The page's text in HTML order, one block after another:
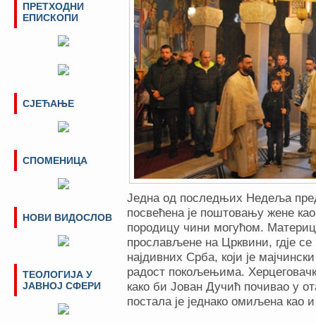
Једна од последњих Недеља
посвећена је поштовању жене
породицу чини могућом.
прослављене на Црквини, гдје се
најдивних Срба, који је
радост покољењима.
како би Јован Дучић почивао у
постала је једнако омиљена као
ПРЕТХОДНИ
ЕПИСКОПИ
СЈЕЋАЊЕ
СПОМЕНИЦА
НОВИ ВИДОСЛОВ
ТЕОЛОГИЈА У
ЈАВНОЈ СФЕРИ